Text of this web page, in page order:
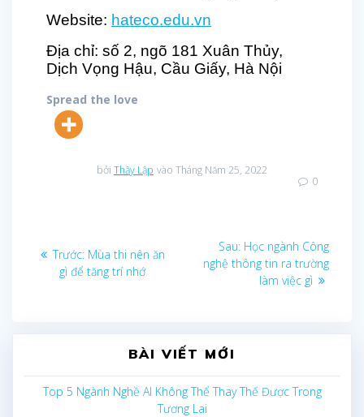
Website: hateco.edu.vn
Địa chỉ: số 2, ngõ 181 Xuân Thủy,
Dịch Vọng Hậu, Cầu Giấy, Hà Nội
Spread the love
bởi Thầy Lập vào Tháng Năm 25, 2022
0
Trước: Bài
trước
Mùa thi nên ăn
gì để tăng trí nhớ
Sau: Bài
sau:
Học ngành Công
nghệ thông tin ra trường
làm việc gì
BÀI VIẾT MỚI
Top 5 Ngành Nghề AI Không Thể Thay Thế Được Trong
Tương Lai